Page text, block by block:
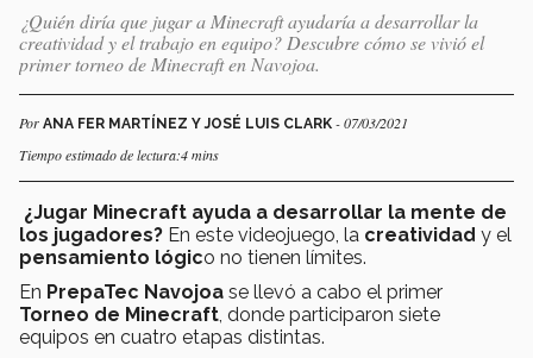
¿Quién diría que jugar a Minecraft ayudaría a desarrollar la
creatividad y el trabajo en equipo? Descubre cómo se vivió el
primer torneo de Minecraft en Navojoa.
Por ANA FER MARTÍNEZ Y JOSÉ LUIS CLARK - 07/03/2021
Tiempo estimado de lectura:4 mins
¿Jugar Minecraft ayuda a desarrollar la mente de
los jugadores? En este videojuego, la creatividad y el
pensamiento lógico no tienen límites.
En PrepaTec Navojoa se llevó a cabo el primer
Torneo de Minecraft , donde participaron siete
equipos en cuatro etapas distintas.